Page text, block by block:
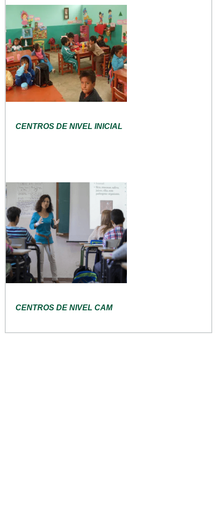
CENTROS DE NIVEL INICIAL
CENTROS DE NIVEL CAM